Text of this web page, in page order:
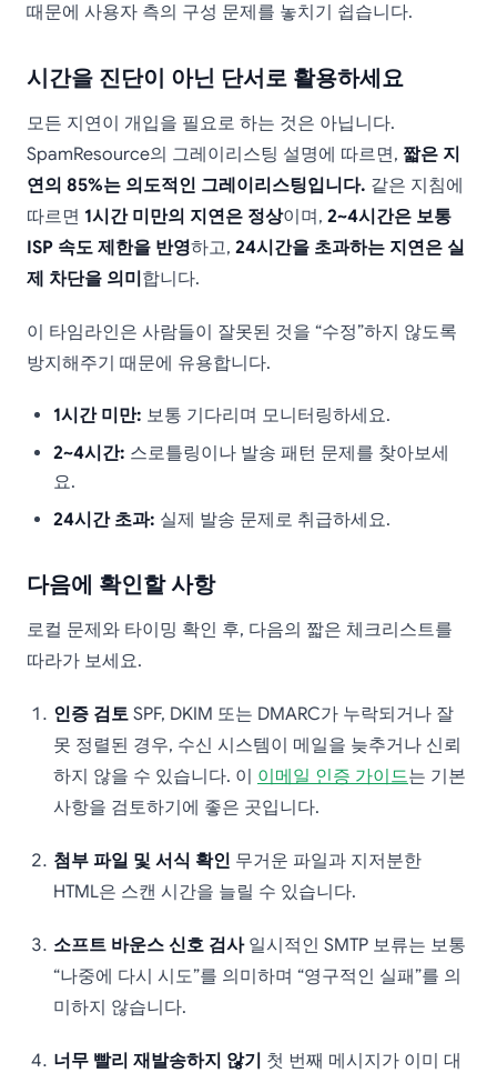
때문에 사용자 측의 구성 문제를 놓치기 쉽습니다.
시간을 진단이 아닌 단서로 활용하세요
모든 지연이 개입을 필요로 하는 것은 아닙니다.
SpamResource의 그레이리스팅 설명에 따르면, 짧은 지
연의 85%는 의도적인 그레이리스팅입니다. 같은 지침에
따르면 1시간 미만의 지연은 정상이며, 2~4시간은 보통
ISP 속도 제한을 반영하고, 24시간을 초과하는 지연은 실
제 차단을 의미 합니다.
이 타임라인은 사람들이 잘못된 것을 “수정”하지 않도록
방지해주기 때문에 유용합니다.
1시간 미만: 보통 기다리며 모니터링하세요.
2~4시간: 스로틀링이나 발송 패턴 문제를 찾아보세
요.
24시간 초과: 실제 발송 문제로 취급하세요.
다음에 확인할 사항
로컬 문제와 타이밍 확인 후, 다음의 짧은 체크리스트를
따라가 보세요.
인증 검토 SPF, DKIM 또는 DMARC가 누락되거나 잘
못 정렬된 경우, 수신 시스템이 메일을 늦추거나 신뢰
하지 않을 수 있습니다. 이 이메일 인증 가이드는 기본
사항을 검토하기에 좋은 곳입니다.
첨부 파일 및 서식 확인 무거운 파일과 지저분한
HTML은 스캔 시간을 늘릴 수 있습니다.
소프트 바운스 신호 검사일시적인 SMTP 보류는 보통
“나중에 다시 시도”를 의미하며 “영구적인 실패”를 의
미하지 않습니다.
너무 빨리 재발송하지 않기 첫 번째 메시지가 이미 대